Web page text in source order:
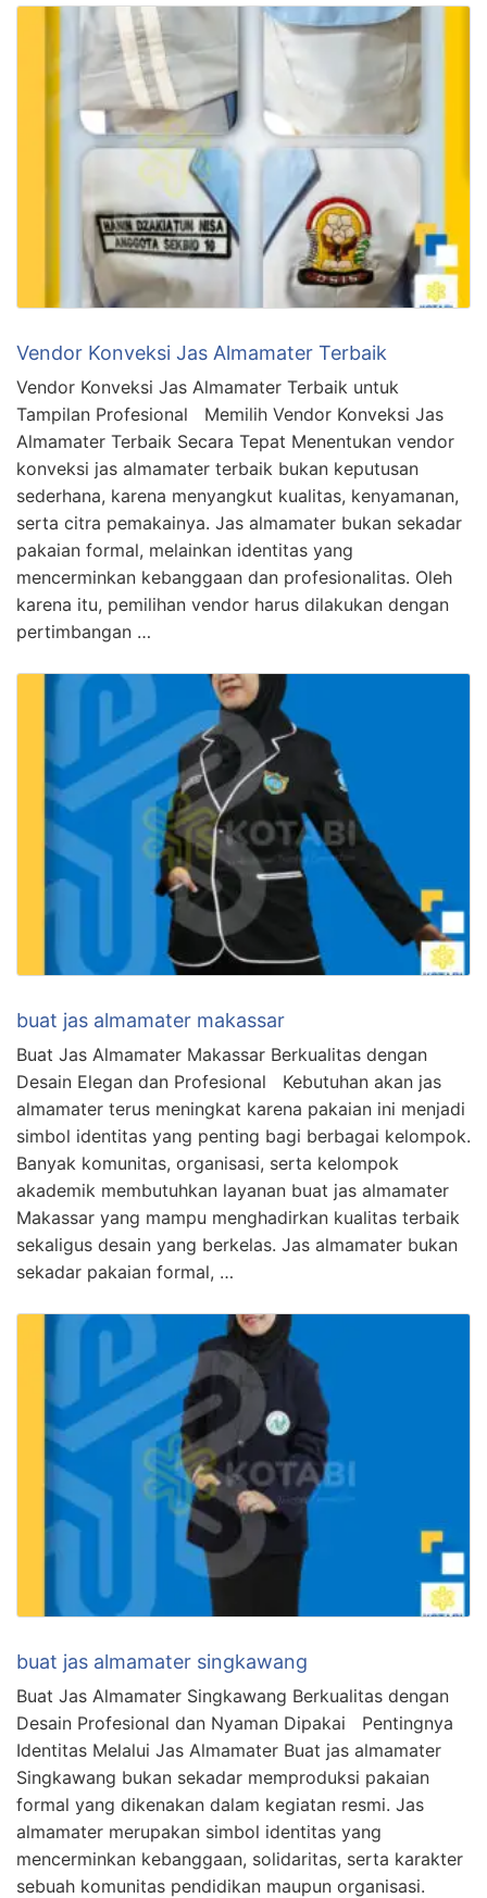
Vendor Konveksi Jas Almamater Terbaik
Vendor Konveksi Jas Almamater Terbaik untuk
Tampilan Profesional Memilih Vendor Konveksi Jas
Almamater Terbaik Secara Tepat Menentukan vendor
konveksi jas almamater terbaik bukan keputusan
sederhana, karena menyangkut kualitas, kenyamanan,
serta citra pemakainya. Jas almamater bukan sekadar
pakaian formal, melainkan identitas yang
mencerminkan kebanggaan dan profesionalitas. Oleh
karena itu, pemilihan vendor harus dilakukan dengan
pertimbangan …
buat jas almamater makassar
Buat Jas Almamater Makassar Berkualitas dengan
Desain Elegan dan Profesional Kebutuhan akan jas
almamater terus meningkat karena pakaian ini menjadi
simbol identitas yang penting bagi berbagai kelompok.
Banyak komunitas, organisasi, serta kelompok
akademik membutuhkan layanan buat jas almamater
Makassar yang mampu menghadirkan kualitas terbaik
sekaligus desain yang berkelas. Jas almamater bukan
sekadar pakaian formal, …
buat jas almamater singkawang
Buat Jas Almamater Singkawang Berkualitas dengan
Desain Profesional dan Nyaman Dipakai Pentingnya
Identitas Melalui Jas Almamater Buat jas almamater
Singkawang bukan sekadar memproduksi pakaian
formal yang dikenakan dalam kegiatan resmi. Jas
almamater merupakan simbol identitas yang
mencerminkan kebanggaan, solidaritas, serta karakter
sebuah komunitas pendidikan maupun organisasi.